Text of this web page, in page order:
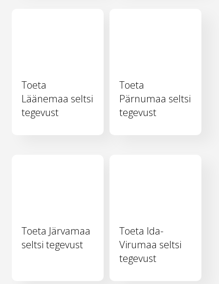
Toeta
Läänemaa seltsi
tegevust
Toeta
Pärnumaa seltsi
tegevust
Toeta Järvamaa
seltsi tegevust
Toeta Ida-
Virumaa seltsi
tegevust